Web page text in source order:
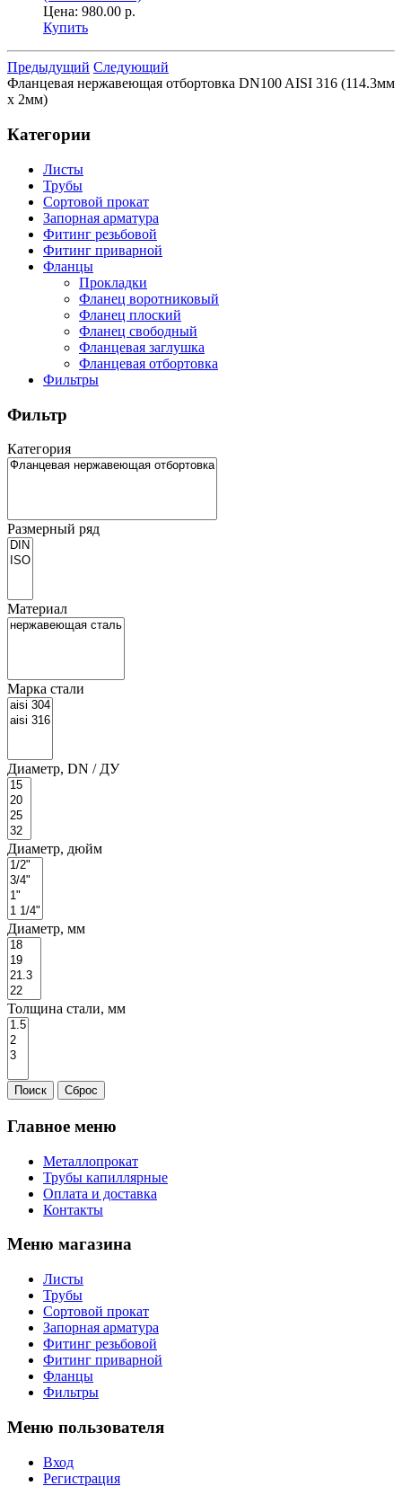
Цена: 980.00 р.
Купить
Предыдущий Следующий
Фланцевая нержавеющая отбортовка DN100 AISI 316 (114.3мм
x 2мм)
Категории
Листы
Трубы
Сортовой прокат
Запорная арматура
Фитинг резьбовой
Фитинг приварной
Фланцы
Прокладки
Фланец воротниковый
Фланец плоский
Фланец свободный
Фланцевая заглушка
Фланцевая отбортовка
Фильтры
Фильтр
Категория
Размерный ряд
Материал
Марка стали
Диаметр, DN / ДУ
Диаметр, дюйм
Диаметр, мм
Толщина стали, мм
Главное меню
Металлопрокат
Трубы капиллярные
Оплата и доставка
Контакты
Меню магазина
Листы
Трубы
Сортовой прокат
Запорная арматура
Фитинг резьбовой
Фитинг приварной
Фланцы
Фильтры
Меню пользователя
Вход
Регистрация